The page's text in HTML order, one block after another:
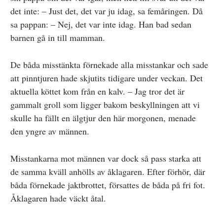
det inte: – Just det, det var ju idag, sa femåringen. Då
sa pappan: – Nej, det var inte idag. Han bad sedan
barnen gå in till mamman.
De båda misstänkta förnekade alla misstankar och sade
att pinntjuren hade skjutits tidigare under veckan. Det
aktuella köttet kom från en kalv. – Jag tror det är
gammalt groll som ligger bakom beskyllningen att vi
skulle ha fällt en älgtjur den här morgonen, menade
den yngre av männen.
Misstankarna mot männen var dock så pass starka att
de samma kväll anhölls av åklagaren. Efter förhör, där
båda förnekade jaktbrottet, försattes de båda på fri fot.
Åklagaren hade väckt åtal.